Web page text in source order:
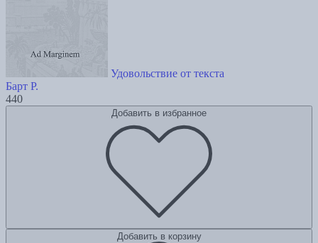
Удовольствие от текста
Барт Р.
440
Добавить в избранное
Добавить в корзину